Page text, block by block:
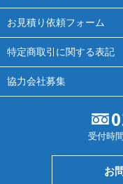
お見積り依頼フォーム
特定商取引に関する表記
協力会社募集
受付時
お